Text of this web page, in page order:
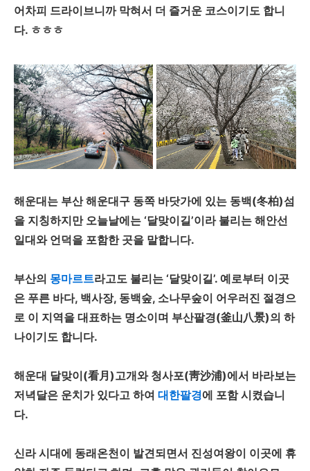
어차피 드라이브니까 막혀서 더 즐거운 코스이기도 합니
다. ㅎㅎㅎ
해운대는 부산 해운대구 동쪽 바닷가에 있는 동백(冬柏)섬
을 지칭하지만 오늘날에는 ‘달맞이길’이라 불리는 해안선
일대와 언덕을 포함한 곳을 말합니다.
부산의 몽마르트라고도 불리는 ‘달맞이길’. 예로부터 이곳
은 푸른 바다, 백사장, 동백숲, 소나무숲이 어우러진 절경으
로 이 지역을 대표하는 명소이며 부산팔경(釜山八景)의 하
나이기도 합니다.
해운대 달맞이(看月)고개와 청사포(靑沙浦)에서 바라보는
저녁달은 운치가 있다고 하여 대한팔경에 포함 시켰습니
다.
신라 시대에 동래온천이 발견되면서 진성여왕이 이곳에 휴